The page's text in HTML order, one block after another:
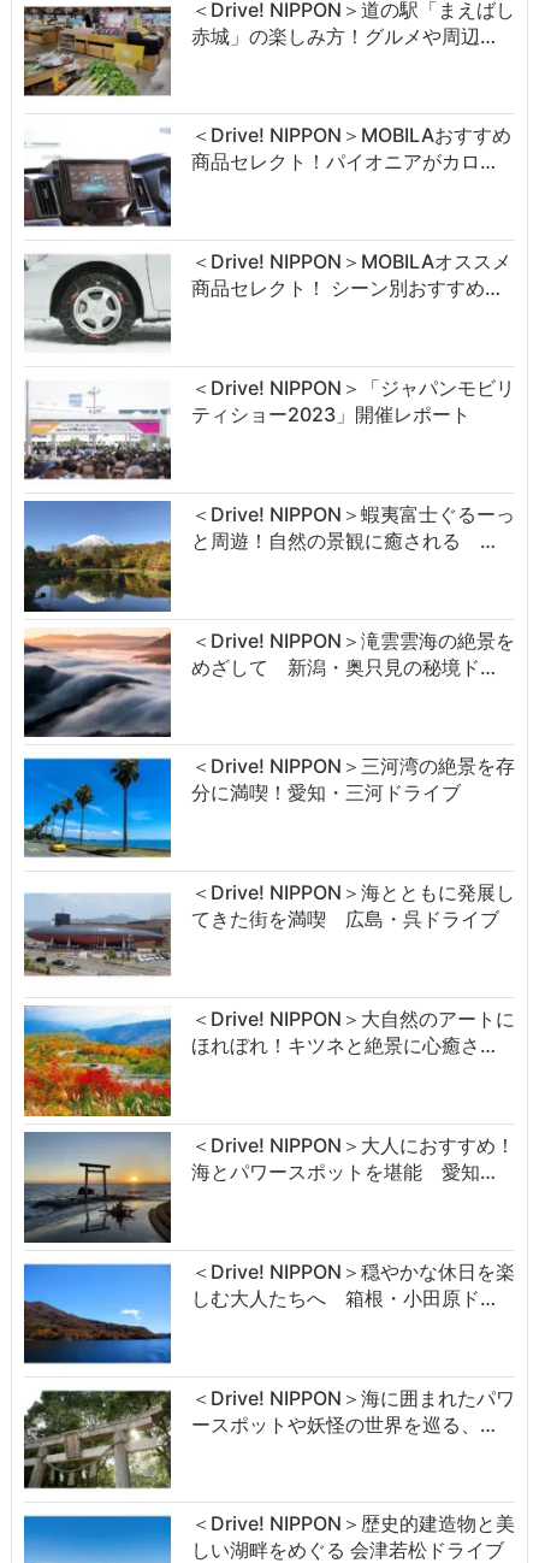
＜Drive! NIPPON＞道の駅「まえばし
赤城」の楽しみ方！グルメや周辺…
＜Drive! NIPPON＞MOBILAおすすめ
商品セレクト！パイオニアがカロ…
＜Drive! NIPPON＞MOBILAオススメ
商品セレクト！ シーン別おすすめ…
＜Drive! NIPPON＞「ジャパンモビリ
ティショー2023」開催レポート
＜Drive! NIPPON＞蝦夷富士ぐるーっ
と周遊！自然の景観に癒される …
＜Drive! NIPPON＞滝雲雲海の絶景を
めざして 新潟・奥只見の秘境ド…
＜Drive! NIPPON＞三河湾の絶景を存
分に満喫！愛知・三河ドライブ
＜Drive! NIPPON＞海とともに発展し
てきた街を満喫 広島・呉ドライブ
＜Drive! NIPPON＞大自然のアートに
ほれぼれ！キツネと絶景に心癒さ…
＜Drive! NIPPON＞大人におすすめ！
海とパワースポットを堪能 愛知…
＜Drive! NIPPON＞穏やかな休日を楽
しむ大人たちへ 箱根・小田原ド…
＜Drive! NIPPON＞海に囲まれたパワ
ースポットや妖怪の世界を巡る、…
＜Drive! NIPPON＞歴史的建造物と美
しい湖畔をめぐる 会津若松ドライブ